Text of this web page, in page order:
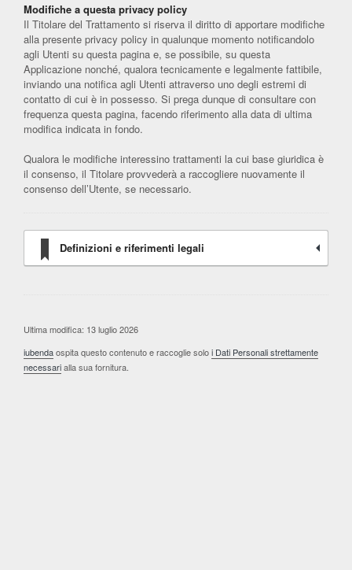
Modifiche a questa privacy policy
Il Titolare del Trattamento si riserva il diritto di apportare modifiche
alla presente privacy policy in qualunque momento notificandolo
agli Utenti su questa pagina e, se possibile, su questa
Applicazione nonché, qualora tecnicamente e legalmente fattibile,
inviando una notifica agli Utenti attraverso uno degli estremi di
contatto di cui è in possesso. Si prega dunque di consultare con
frequenza questa pagina, facendo riferimento alla data di ultima
modifica indicata in fondo.
Qualora le modifiche interessino trattamenti la cui base giuridica è
il consenso, il Titolare provvederà a raccogliere nuovamente il
consenso dell’Utente, se necessario.
Definizioni e riferimenti legali
Ultima modifica: 13 luglio 2026
iubendaospita questo contenuto e raccoglie soloi Dati Personali strettamente
necessarialla sua fornitura.